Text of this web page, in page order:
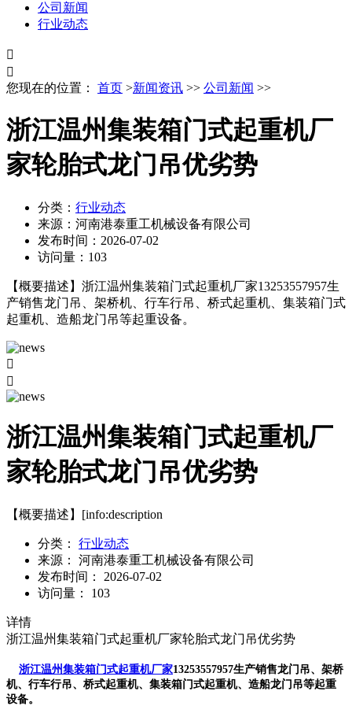
公司新闻
行业动态


您现在的位置： 首页 >新闻资讯 >> 公司新闻 >>
浙江温州集装箱门式起重机厂
家轮胎式龙门吊优劣势
分类： 行业动态
来源： 河南港泰重工机械设备有限公司
发布时间： 2026-07-02
访问量： 103
【概要描述】 浙江温州集装箱门式起重机厂家13253557957生
产销售龙门吊、架桥机、行车行吊、桥式起重机、集装箱门式
起重机、造船龙门吊等起重设备。


浙江温州集装箱门式起重机厂
家轮胎式龙门吊优劣势
【概要描述】 [info:description
分类：
行业动态
来源：
河南港泰重工机械设备有限公司
发布时间：
2026-07-02
访问量：
103
详情
浙江温州集装箱门式起重机厂家轮胎式龙门吊优劣势
浙江温州集装箱门式起重机厂家13253557957生产销售龙门吊、架桥
机、行车行吊、桥式起重机、集装箱门式起重机、造船龙门吊等起重
设备。